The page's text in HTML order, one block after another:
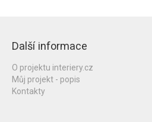
Další informace
O projektu interiery.cz
Můj projekt - popis
Kontakty